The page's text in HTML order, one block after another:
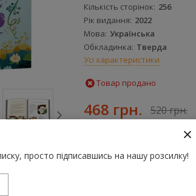
Кількість сторінок 256
Рік видання 2022
Мова Українська
Обкладинка Тверда
Усі характеристики
Товар продано
468 грн. 520 грн.
За цю покупку ви
просто підписавшись на нашу розсилку!